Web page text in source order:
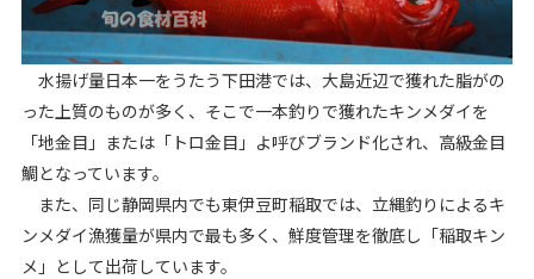
水揚げ量日本一をうたう下田港では、大島近辺で獲れた脂がの
った上質のものが多く、そこで一本釣りで獲れたキンメダイを
「地金目」または「トロ金目」よ呼びブランド化され、高級金目
鯛となっています。
また、同じ静岡県内でも東伊豆町稲取では、立縄釣りによるキ
ンメダイ漁獲量が県内で最も多く、鮮度管理を徹底し「稲取キン
メ」として出荷しています。